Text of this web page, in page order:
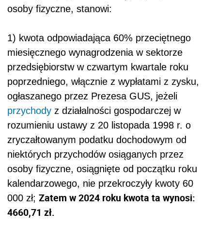
osoby fizyczne, stanowi:
1) kwota odpowiadająca 60% przeciętnego
miesięcznego wynagrodzenia w sektorze
przedsiębiorstw w czwartym kwartale roku
poprzedniego, włącznie z wypłatami z zysku,
ogłaszanego przez Prezesa GUS, jeżeli
przychody z działalności gospodarczej w
rozumieniu ustawy z 20 listopada 1998 r. o
zryczałtowanym podatku dochodowym od
niektórych przychodów osiąganych przez
osoby fizyczne, osiągnięte od początku roku
kalendarzowego, nie przekroczyły kwoty 60
000 zł; Zatem w 2024 roku kwota ta wynosi:
4660,71 zł.